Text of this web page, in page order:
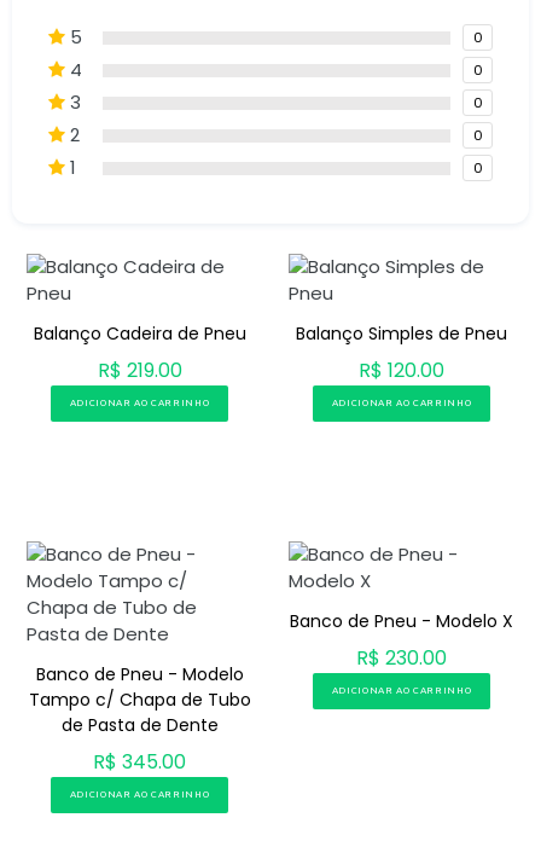
5 0
4 0
3 0
2 0
1 0
Balanço Cadeira de Pneu
R$ 219.00
ADICIONAR AO CARRINHO
Balanço Simples de Pneu
R$ 120.00
ADICIONAR AO CARRINHO
Banco de Pneu - Modelo
Tampo c/ Chapa de Tubo
de Pasta de Dente
R$ 345.00
ADICIONAR AO CARRINHO
Banco de Pneu - Modelo X
R$ 230.00
ADICIONAR AO CARRINHO